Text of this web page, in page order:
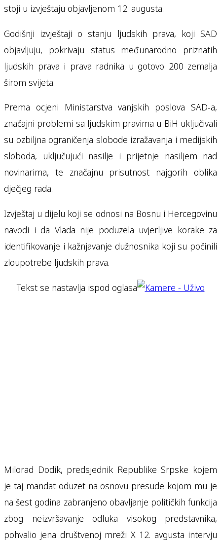
stoji u izvještaju objavljenom 12. augusta.
Godišnji izvještaji o stanju ljudskih prava, koji SAD
objavljuju, pokrivaju status međunarodno priznatih
ljudskih prava i prava radnika u gotovo 200 zemalja
širom svijeta.
Prema ocjeni Ministarstva vanjskih poslova SAD-a,
značajni problemi sa ljudskim pravima u BiH uključivali
su ozbiljna ograničenja slobode izražavanja i medijskih
sloboda, uključujući nasilje i prijetnje nasiljem nad
novinarima, te značajnu prisutnost najgorih oblika
dječjeg rada.
Izvještaj u dijelu koji se odnosi na Bosnu i Hercegovinu
navodi i da Vlada nije poduzela uvjerljive korake za
identifikovanje i kažnjavanje dužnosnika koji su počinili
zloupotrebe ljudskih prava.
Tekst se nastavlja ispod oglasa
Milorad Dodik, predsjednik Republike Srpske kojem
je taj mandat oduzet na osnovu presude kojom mu je
na šest godina zabranjeno obavljanje političkih funkcija
zbog neizvršavanje odluka visokog predstavnika,
pohvalio jena društvenoj mreži X 12. avgusta intervju